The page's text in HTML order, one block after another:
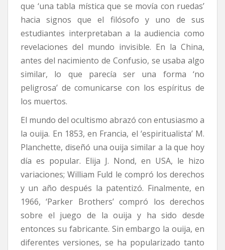
que ‘una tabla mística que se movía con ruedas’
hacia signos que el filósofo y uno de sus
estudiantes interpretaban a la audiencia como
revelaciones del mundo invisible. En la China,
antes del nacimiento de Confusio, se usaba algo
similar, lo que parecía ser una forma ‘no
peligrosa’ de comunicarse con los espíritus de
los muertos.
El mundo del ocultismo abrazó con entusiasmo a
la ouija. En 1853, en Francia, el ‘espiritualista’ M.
Planchette, diseñó una ouija similar a la que hoy
día es popular. Elija J. Nond, en USA, le hizo
variaciones; William Fuld le compró los derechos
y un año después la patentizó. Finalmente, en
1966, ‘Parker Brothers’ compró los derechos
sobre el juego de la ouija y ha sido desde
entonces su fabricante. Sin embargo la ouija, en
diferentes versiones, se ha popularizado tanto